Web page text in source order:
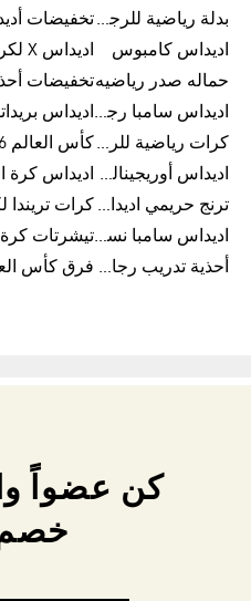
بدلة رياضية للرجال
اديداس كامبوس
حماله صدر رياضيه
اديداس سامبا رجالي اديداس
كرات رياضية للرجال
اديداس أوريجينالز للنساء
اديداس كرة
ترنج حريمي اديداس
اديداس سامبا نسائي
أحذية تدريب رجالية
كن عضواً
خصم